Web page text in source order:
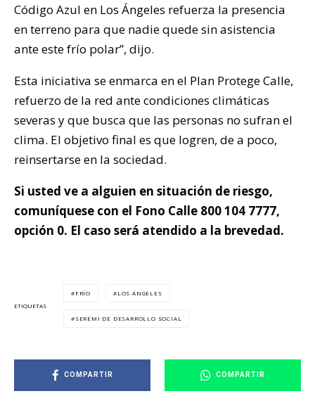
Código Azul en Los Ángeles refuerza la presencia
en terreno para que nadie quede sin asistencia
ante este frío polar”, dijo.
Esta iniciativa se enmarca en el Plan Protege Calle,
refuerzo de la red ante condiciones climáticas
severas y que busca que las personas no sufran el
clima. El objetivo final es que logren, de a poco,
reinsertarse en la sociedad.
Si usted ve a alguien en situación de riesgo,
comuníquese con el Fono Calle 800 104 7777,
opción 0. El caso será atendido a la brevedad.
ETIQUETAS
FRÍO LOS ÁNGELES
SEREMI DE DESARROLLO SOCIAL
COMPARTIR COMPARTIR